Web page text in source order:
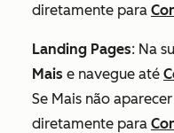
diretamente para
Landing Pages: Na
Mais e navegue até
Se Mais não
diretamente para